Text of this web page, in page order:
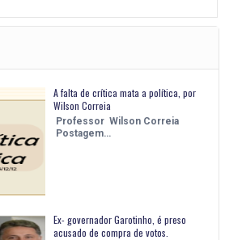
A falta de crítica mata a política, por
Wilson Correia
Professor Wilson Correia
Postagem…
Ex- governador Garotinho, é preso
acusado de compra de votos.